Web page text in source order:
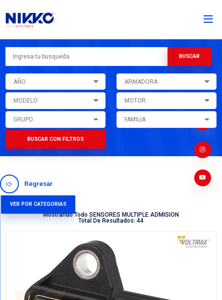
AÑO ARMADORA
GRUPO FAMILIA
BUSCAR CON FILTROS
VER POR CATEGORIAS
Mostrando Todo SENSORES MULTIPLE
Total De Resultados: 44